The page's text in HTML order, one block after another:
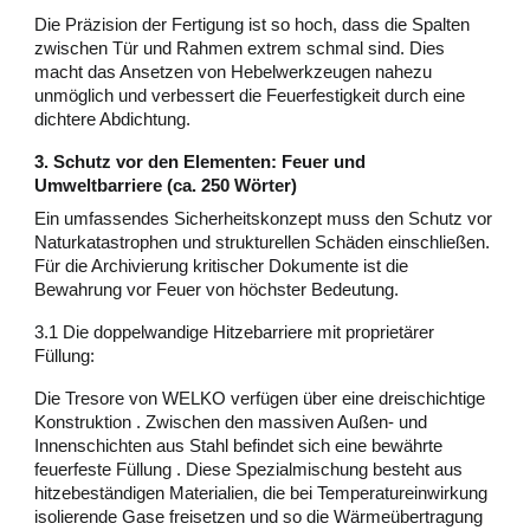
Die Präzision der Fertigung ist so hoch, dass die Spalten
zwischen Tür und Rahmen extrem schmal sind. Dies
macht das Ansetzen von Hebelwerkzeugen nahezu
unmöglich und verbessert die Feuerfestigkeit durch eine
dichtere Abdichtung.
3. Schutz vor den Elementen: Feuer und
Umweltbarriere (ca. 250 Wörter)
Ein umfassendes Sicherheitskonzept muss den Schutz vor
Naturkatastrophen und strukturellen Schäden einschließen.
Für die Archivierung kritischer Dokumente ist die
Bewahrung vor Feuer von höchster Bedeutung.
3.1 Die doppelwandige Hitzebarriere mit proprietärer
Füllung:
Die Tresore von WELKO verfügen über eine dreischichtige
Konstruktion . Zwischen den massiven Außen- und
Innenschichten aus Stahl befindet sich eine bewährte
feuerfeste Füllung . Diese Spezialmischung besteht aus
hitzebeständigen Materialien, die bei Temperatureinwirkung
isolierende Gase freisetzen und so die Wärmeübertragung